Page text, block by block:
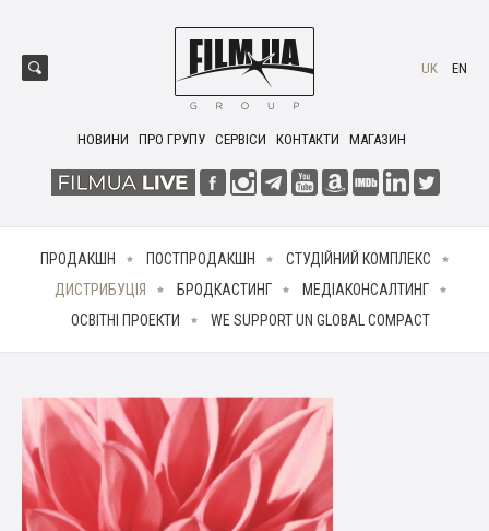
НОВИНИ ПРО ГРУПУ СЕРВІСИ КОНТАКТИ МАГАЗИН
UK EN
ПРОДАКШН ПОСТПРОДАКШН
СТУДІЙНИЙ КОМПЛЕКС
ДИСТРИБУЦІЯ
БРОДКАСТИНГ
МЕДІАКОНСАЛТИНГ
ОСВІТНІ ПРОЕКТИ
WE SUPPORT UN GLOBAL COMPACT